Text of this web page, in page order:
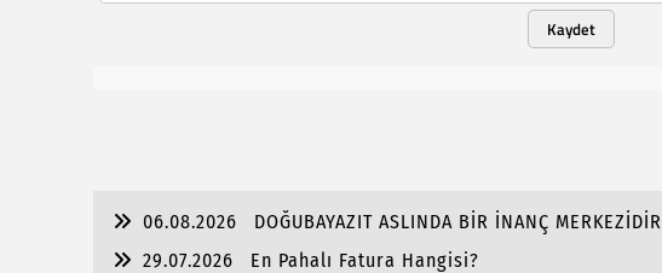
Kaydet
06.08.2026
DOĞUBAYAZIT ASLINDA BİR İNANÇ MERKEZİDİR
29.07.2026
En Pahalı Fatura Hangisi?